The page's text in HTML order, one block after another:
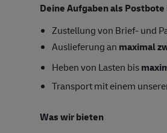
Deine Aufgaben als Postbote
Zustellung von Brief- und
Auslieferung an maximal
Heben von Lasten bis
Transport mit einem
Was wir bieten